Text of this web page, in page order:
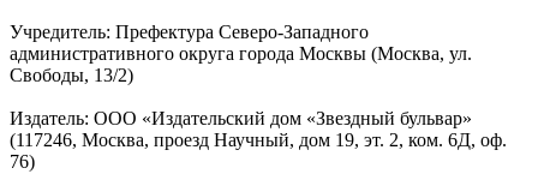
Учредитель: Префектура Северо-Западного
административного округа города Москвы (Москва, ул.
Свободы, 13/2)
Издатель: ООО «Издательский дом «Звездный бульвар»
(117246, Москва, проезд Научный, дом 19, эт. 2, ком. 6Д, оф.
76)